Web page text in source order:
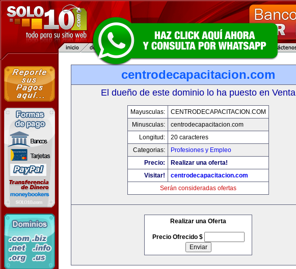
centrodecapacitacion.com
El dueño de este dominio lo ha puesto en Venta
Mayusculas:
CENTRODECAPACITACION.COM
Minusculas:
centrodecapacitacion.com
Longitud:
20 caracteres
Categorias:
Profesiones y Empleo
Precio:
Realizar una oferta!
Visitar!
centrodecapacitacion.com
Serán consideradas ofertas
Realizar una Oferta
Precio Ofrecido $